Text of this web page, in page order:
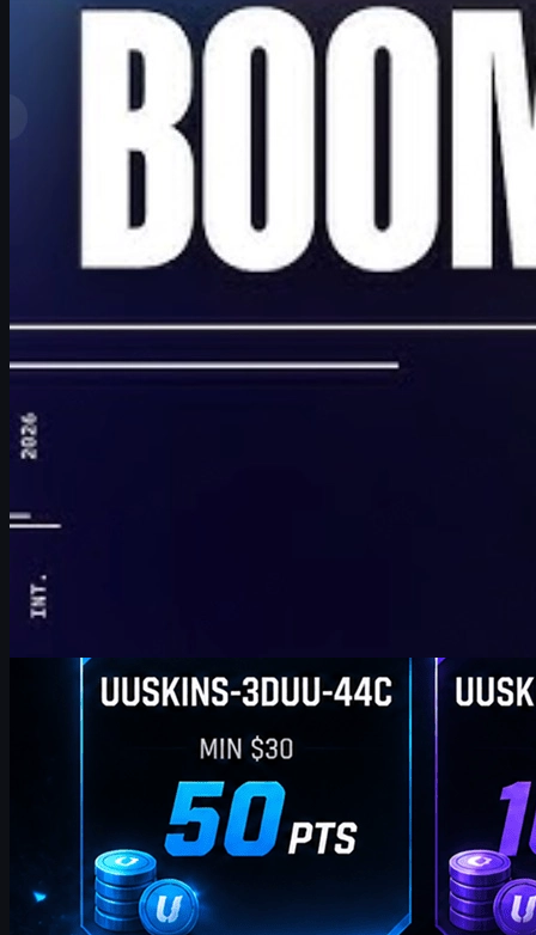
Clasificación superior